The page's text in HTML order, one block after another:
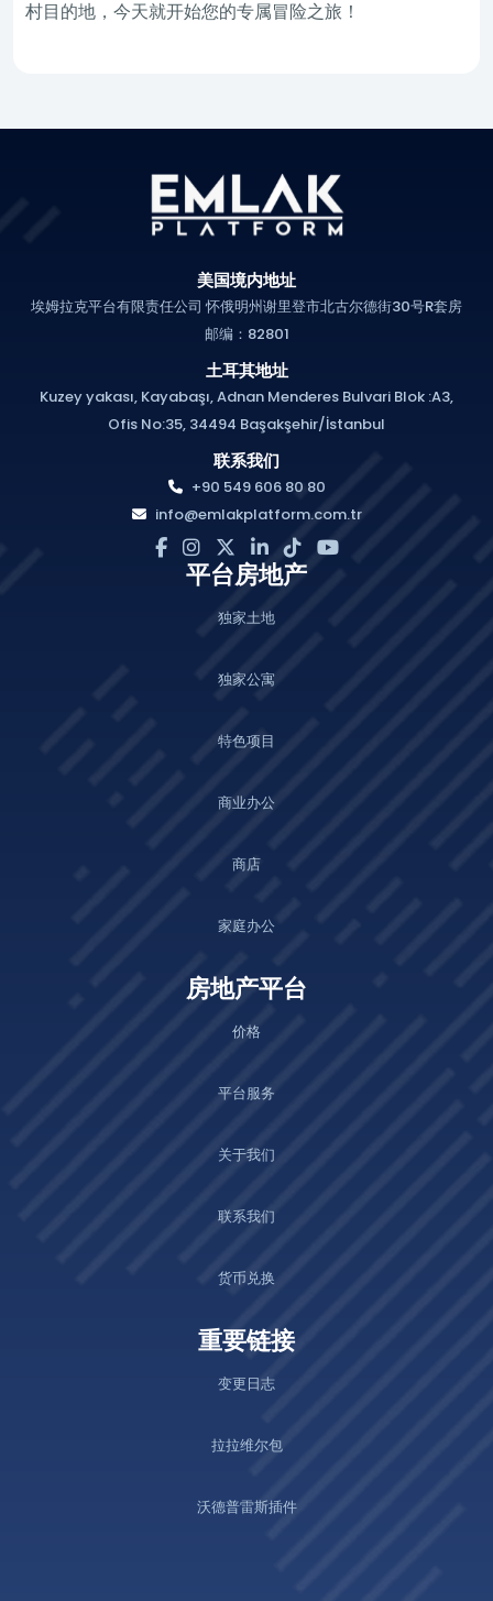
村目的地，今天就开始您的专属冒险之旅！
美国境内地址
埃姆拉克平台有限责任公司 怀俄明州谢里登市北古尔德街30号R套房
邮编：82801
土耳其地址
Kuzey yakası, Kayabaşı, Adnan Menderes Bulvari Blok :A3,
Ofis No:35, 34494 Başakşehir/İstanbul
联系我们
+90 549 606 80 80
info@emlakplatform.com.tr
平台房地产
独家土地
独家公寓
特色项目
商业办公
商店
家庭办公
房地产平台
价格
平台服务
关于我们
联系我们
货币兑换
重要链接
变更日志
拉拉维尔包
沃德普雷斯插件